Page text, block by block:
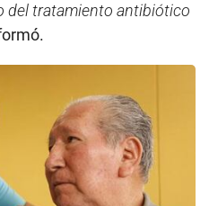
del tratamiento antibiótico